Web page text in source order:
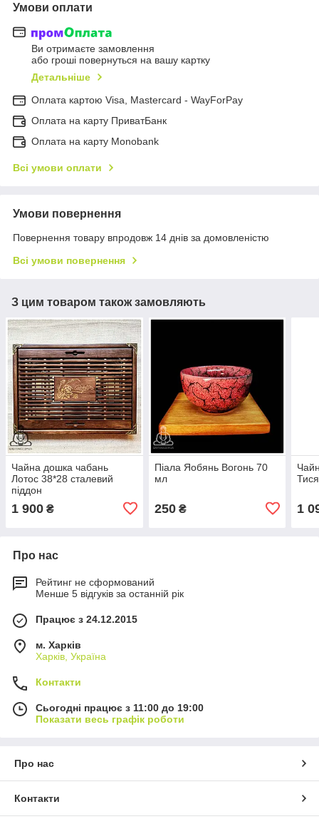
Умови оплати
Ви отримаєте замовлення
або гроші повернуться на вашу картку
Детальніше
Оплата картою Visa, Mastercard - WayForPay
Оплата на карту ПриватБанк
Оплата на карту Monobank
Всі умови оплати
Умови повернення
Повернення товару впродовж 14 днів за домовленістю
Всі умови повернення
З цим товаром також замовляють
Чайна дошка чабань
Лотос 38*28 сталевий
піддон
1 900 ₴
Піала Яобянь Вогонь 70
мл
250₴ 1
Про нас
Рейтинг не сформований
Менше 5 відгуків за останній рік
Працює з 24.12.2015
м. Харків
Харків, Україна
Контакти
Сьогодні працює з 11:00 до 19:00
Показати весь графік роботи
Про нас
Контакти